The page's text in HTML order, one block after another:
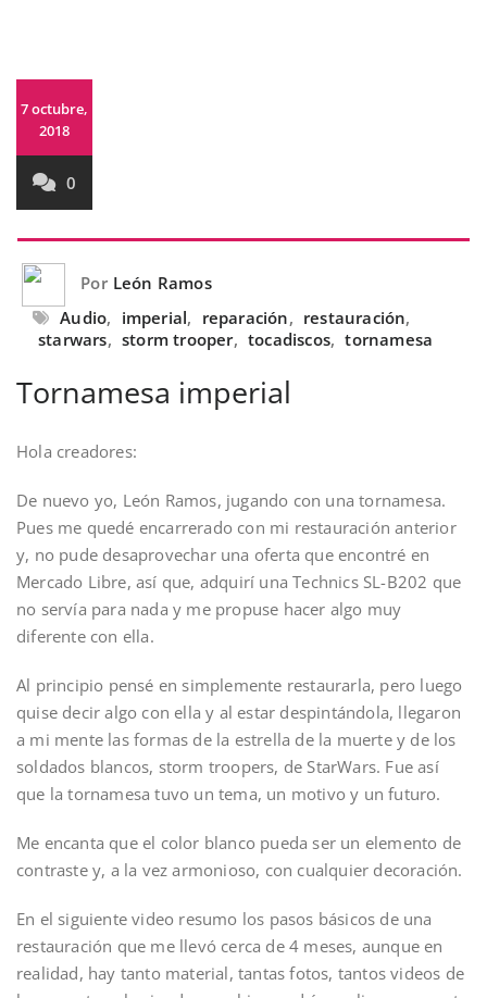
7 octubre,
2018
0
Por León Ramos
Audio, imperial, reparación, restauración,
starwars, storm trooper, tocadiscos, tornamesa
Tornamesa imperial
Hola creadores:
De nuevo yo, León Ramos, jugando con una tornamesa.
Pues me quedé encarrerado con mi restauración anterior
y, no pude desaprovechar una oferta que encontré en
Mercado Libre, así que, adquirí una Technics SL-B202 que
no servía para nada y me propuse hacer algo muy
diferente con ella.
Al principio pensé en simplemente restaurarla, pero luego
quise decir algo con ella y al estar despintándola, llegaron
a mi mente las formas de la estrella de la muerte y de los
soldados blancos, storm troopers, de StarWars. Fue así
que la tornamesa tuvo un tema, un motivo y un futuro.
Me encanta que el color blanco pueda ser un elemento de
contraste y, a la vez armonioso, con cualquier decoración.
En el siguiente video resumo los pasos básicos de una
restauración que me llevó cerca de 4 meses, aunque en
realidad, hay tanto material, tantas fotos, tantos videos de